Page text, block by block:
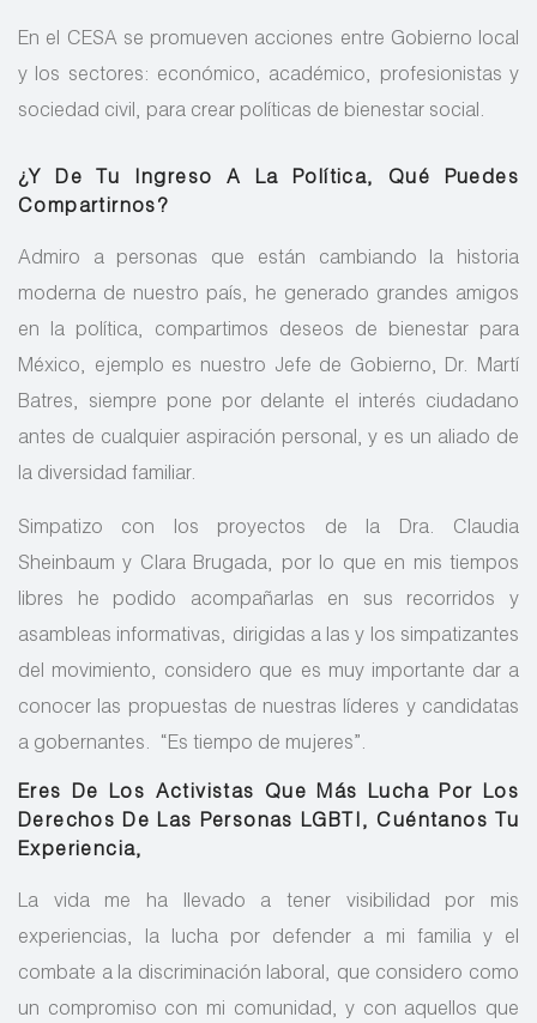
En el CESA se promueven acciones entre Gobierno local
y los sectores: económico, académico, profesionistas y
sociedad civil, para crear políticas de bienestar social.
¿Y De Tu Ingreso A La Política, Qué Puedes
Compartirnos?
Admiro a personas que están cambiando la historia
moderna de nuestro país, he generado grandes amigos
en la política, compartimos deseos de bienestar para
México, ejemplo es nuestro Jefe de Gobierno, Dr. Martí
Batres, siempre pone por delante el interés ciudadano
antes de cualquier aspiración personal, y es un aliado de
la diversidad familiar.
Simpatizo con los proyectos de la Dra. Claudia
Sheinbaum y Clara Brugada, por lo que en mis tiempos
libres he podido acompañarlas en sus recorridos y
asambleas informativas, dirigidas a las y los simpatizantes
del movimiento, considero que es muy importante dar a
conocer las propuestas de nuestras líderes y candidatas
a gobernantes. “Es tiempo de mujeres”.
Eres De Los Activistas Que Más Lucha Por Los
Derechos De Las Personas LGBTI, Cuéntanos Tu
Experiencia,
La vida me ha llevado a tener visibilidad por mis
experiencias, la lucha por defender a mi familia y el
combate a la discriminación laboral, que considero como
un compromiso con mi comunidad, y con aquellos que